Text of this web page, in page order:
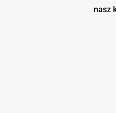
nasz